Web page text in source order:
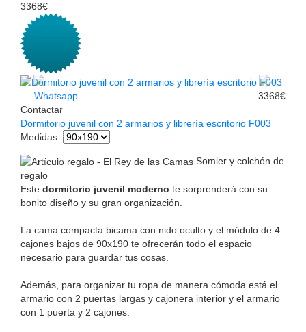
3368€
Whatsapp
Contactar
3368€
Dormitorio juvenil con 2 armarios y librería escritorio F003
Medidas:
Somier y colchón de
regalo
Este dormitorio juvenil moderno te sorprenderá con su
bonito diseño y su gran organización.
La cama compacta bicama con nido oculto y el módulo de 4
cajones bajos de 90x190 te ofrecerán todo el espacio
necesario para guardar tus cosas.
Además, para organizar tu ropa de manera cómoda está el
armario con 2 puertas largas y cajonera interior y el armario
con 1 puerta y 2 cajones.